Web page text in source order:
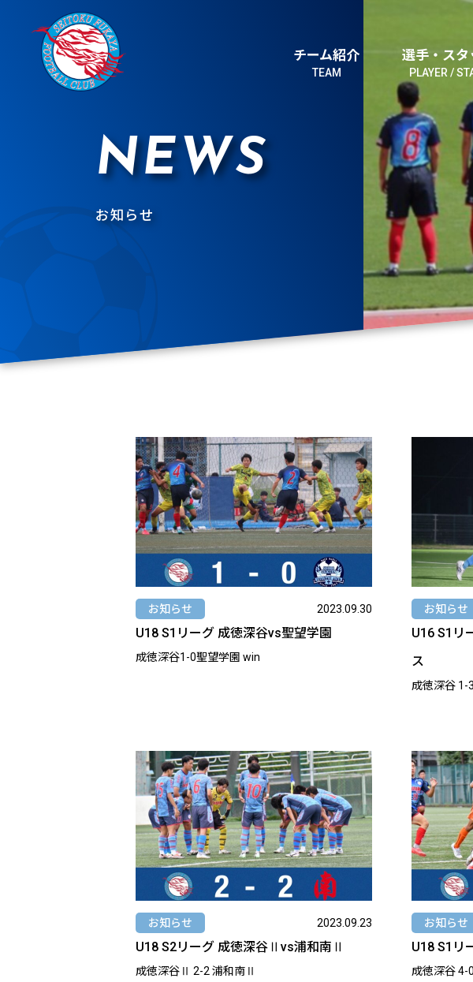
チーム紹介
TEAM
選手・スタ
PLAYER /
NEWS
お知らせ
お知らせ 2023.09.30
U18 S1リーグ 成徳深谷vs聖望学園
お知らせ
U16 S1リ
ス
お知らせ 2023.09.23
U18 S2リーグ 成徳深谷Ⅱvs浦和南Ⅱ
成徳深谷Ⅱ 2-2 浦和南Ⅱ
お知らせ
U18 S1リ